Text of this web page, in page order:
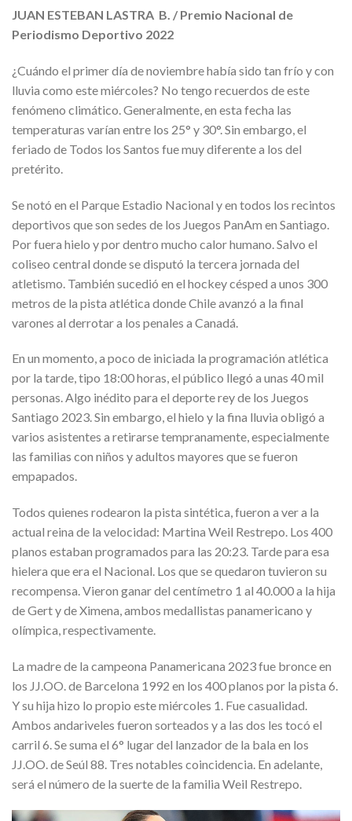
JUAN ESTEBAN LASTRA B. / Premio Nacional de
Periodismo Deportivo 2022
¿Cuándo el primer día de noviembre había sido tan frío y con
lluvia como este miércoles? No tengo recuerdos de este
fenómeno climático. Generalmente, en esta fecha las
temperaturas varían entre los 25° y 30°. Sin embargo, el
feriado de Todos los Santos fue muy diferente a los del
pretérito.
Se notó en el Parque Estadio Nacional y en todos los recintos
deportivos que son sedes de los Juegos PanAm en Santiago.
Por fuera hielo y por dentro mucho calor humano. Salvo el
coliseo central donde se disputó la tercera jornada del
atletismo. También sucedió en el hockey césped a unos 300
metros de la pista atlética donde Chile avanzó a la final
varones al derrotar a los penales a Canadá.
En un momento, a poco de iniciada la programación atlética
por la tarde, tipo 18:00 horas, el público llegó a unas 40 mil
personas. Algo inédito para el deporte rey de los Juegos
Santiago 2023. Sin embargo, el hielo y la fina lluvia obligó a
varios asistentes a retirarse tempranamente, especialmente
las familias con niños y adultos mayores que se fueron
empapados.
Todos quienes rodearon la pista sintética, fueron a ver a la
actual reina de la velocidad: Martina Weil Restrepo. Los 400
planos estaban programados para las 20:23. Tarde para esa
hielera que era el Nacional. Los que se quedaron tuvieron su
recompensa. Vieron ganar del centímetro 1 al 40.000 a la hija
de Gert y de Ximena, ambos medallistas panamericano y
olímpica, respectivamente.
La madre de la campeona Panamericana 2023 fue bronce en
los JJ.OO. de Barcelona 1992 en los 400 planos por la pista 6.
Y su hija hizo lo propio este miércoles 1. Fue casualidad.
Ambos andariveles fueron sorteados y a las dos les tocó el
carril 6. Se suma el 6° lugar del lanzador de la bala en los
JJ.OO. de Seúl 88. Tres notables coincidencia. En adelante,
será el número de la suerte de la familia Weil Restrepo.